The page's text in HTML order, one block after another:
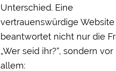
Unterschied. Eine
vertrauenswürdige Website
beantwortet nicht nur die
„Wer seid ihr?“, sondern vor
allem: